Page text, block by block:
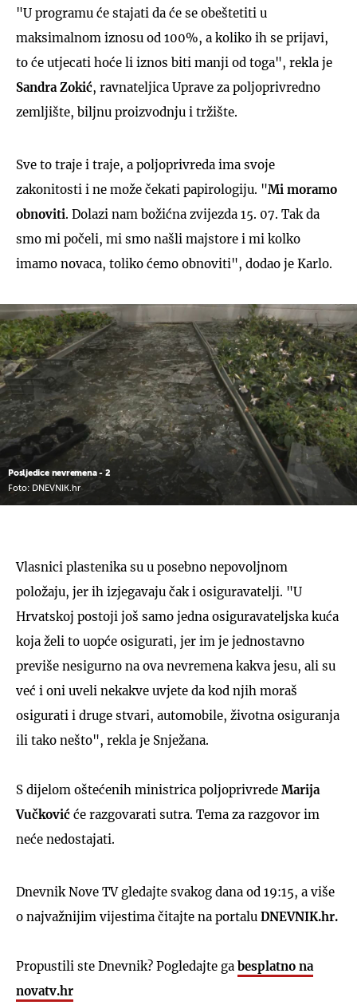
"U programu će stajati da će se obeštetiti u
maksimalnom iznosu od 100%, a koliko ih se prijavi,
to će utjecati hoće li iznos biti manji od toga", rekla je
Sandra Zokić, ravnateljica Uprave za poljoprivredno
zemljište, biljnu proizvodnju i tržište.
Sve to traje i traje, a poljoprivreda ima svoje
zakonitosti i ne može čekati papirologiju. "Mi moramo
obnoviti. Dolazi nam božićna zvijezda 15. 07. Tak da
smo mi počeli, mi smo našli majstore i mi kolko
imamo novaca, toliko ćemo obnoviti", dodao je Karlo.
Posljedice nevremena - 2
Foto: DNEVNIK.hr
Vlasnici plastenika su u posebno nepovoljnom
položaju, jer ih izjegavaju čak i osiguravatelji. "U
Hrvatskoj postoji još samo jedna osiguravateljska kuća
koja želi to uopće osigurati, jer im je jednostavno
previše nesigurno na ova nevremena kakva jesu, ali su
već i oni uveli nekakve uvjete da kod njih moraš
osigurati i druge stvari, automobile, životna osiguranja
ili tako nešto", rekla je Snježana.
S dijelom oštećenih ministrica poljoprivrede Marija
Vučković će razgovarati sutra. Tema za razgovor im
neće nedostajati.
Dnevnik Nove TV gledajte svakog dana od 19:15, a više
o najvažnijim vijestima čitajte na portalu DNEVNIK.hr.
Propustili ste Dnevnik? Pogledajte ga besplatno na
novatv.hr